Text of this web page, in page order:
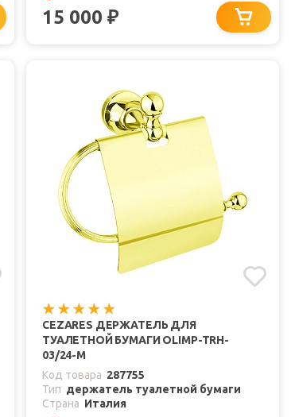
15 000 ₽
CEZARES ДЕРЖАТЕЛЬ ДЛЯ
ТУАЛЕТНОЙ БУМАГИ OLIMP-TRH-
03/24-M
Код товара 287755
Тип держатель туалетной бумаги
Страна Италия